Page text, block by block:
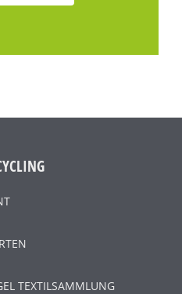
TEXTILSAMMLUNG